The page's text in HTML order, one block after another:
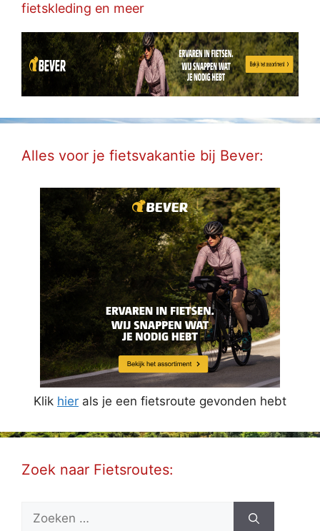
fietskleding en meer
Alles voor je fietsvakantie bij Bever:
Klik hier als je een fietsroute gevonden hebt
Zoek naar Fietsroutes:
Zoek